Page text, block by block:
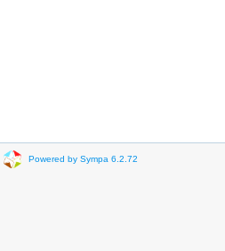
Powered by Sympa 6.2.72